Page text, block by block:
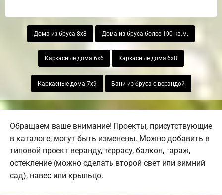
Дома из бруса 8х8 Дома из бруса более 100 кв.м.
Каркасные дома 6х6 Каркасные дома 6х8
Каркасные дома 7х9 Бани из бруса с верандой
Обращаем ваше внимание! Проекты, присутствующие
в каталоге, могут быть изменены. Можно добавить в
типовой проект веранду, террасу, балкон, гараж,
остекление (можно сделать второй свет или зимний
сад), навес или крыльцо.